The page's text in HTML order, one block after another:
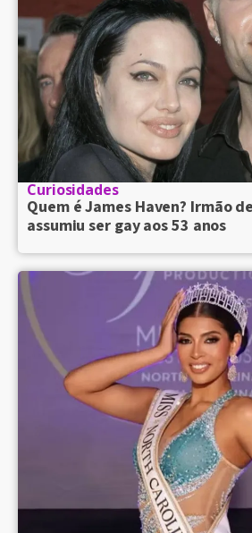
Curiosidades
Quem é James Haven? Irmão
assumiu ser gay aos 53 anos